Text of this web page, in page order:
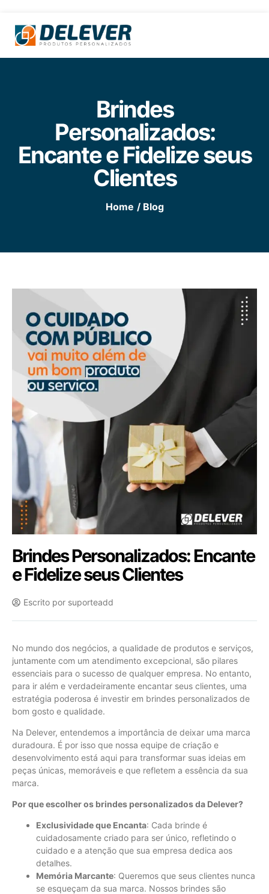
Brindes
Personalizados:
Encante e Fidelize seus
Clientes
Home / Blog
Brindes Personalizados: Encante
e Fidelize seus Clientes
Escrito por suporteadd
No mundo dos negócios, a qualidade de produtos e serviços,
juntamente com um atendimento excepcional, são pilares
essenciais para o sucesso de qualquer empresa. No entanto,
para ir além e verdadeiramente encantar seus clientes, uma
estratégia poderosa é investir em brindes personalizados de
bom gosto e qualidade.
Na Delever, entendemos a importância de deixar uma marca
duradoura. É por isso que nossa equipe de criação e
desenvolvimento está aqui para transformar suas ideias em
peças únicas, memoráveis e que refletem a essência da sua
marca.
Por que escolher os brindes personalizados da Delever?
Exclusividade que Encanta: Cada brinde é
cuidadosamente criado para ser único, refletindo o
cuidado e a atenção que sua empresa dedica aos
detalhes.
Memória Marcante: Queremos que seus clientes nunca
se esqueçam da sua marca. Nossos brindes são